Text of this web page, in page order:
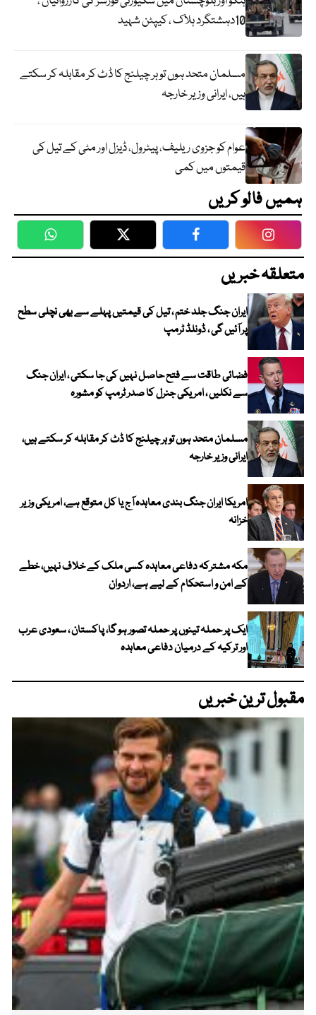
10دہشتگرد ہلاک ، کیپٹن شہید
مسلمان متحد ہوں تو ہر چیلنج کا ڈٹ کر مقابلہ کر سکتے
ہیں، ایرانی وزیر خارجہ
عوام کو جزوی ریلیف، پیٹرول، ڈیزل اور مٹی کے تیل کی
قیمتوں میں کمی
ہمیں فالو کریں
WhatsApp Twitter Facebook
متعلقہ خبریں
ایران جنگ جلد ختم ، تیل کی قیمتیں پہلے سے بھی نچلی سطح
پر آئیں گی ، ڈونلڈ ٹرمپ
فضائی طاقت سے فتح حاصل نہیں کی جا سکتی ، ایران جنگ
سے نکلیں ، امریکی جنرل کا صدر ٹرمپ کو مشورہ
مسلمان متحد ہوں تو ہر چیلنج کا ڈٹ کر مقابلہ کر سکتے ہیں،
ایرانی وزیر خارجہ
امریکا ایران جنگ بندی معاہدہ آج یا کل متوقع ہے، امریکی وزیر
خزانہ
مکہ مشترکہ دفاعی معاہدہ کسی ملک کے خلاف نہیں، خطے
کے امن و استحکام کے لیے ہے، اردوان
ایک پر حملہ تینوں پر حملہ تصور ہو گا، پاکستان ، سعودی عرب
اور ترکیہ کے درمیان دفاعی معاہدہ
مقبول ترین خبریں